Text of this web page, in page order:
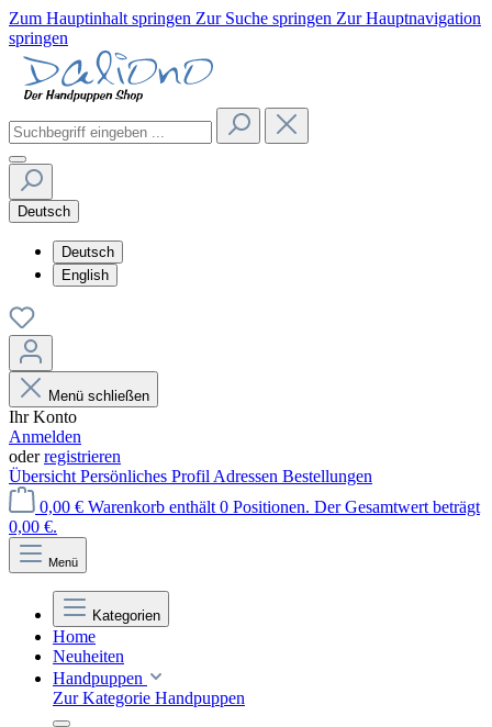
Zum Hauptinhalt springen Zur Suche springen Zur Hauptnavigation
springen
Deutsch
Deutsch
English
Menü schließen
Ihr Konto
Anmelden
oderregistrieren
Übersicht Persönliches Profil Adressen Bestellungen
0,00 € Warenkorb enthält 0 Positionen. Der Gesamtwert beträgt
0,00 €.
Menü
Kategorien
Home
Neuheiten
Handpuppen
Zur Kategorie Handpuppen